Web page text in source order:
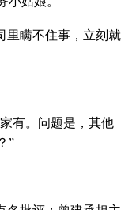
里瞒不住事，立刻就
有。问题是，其他
”